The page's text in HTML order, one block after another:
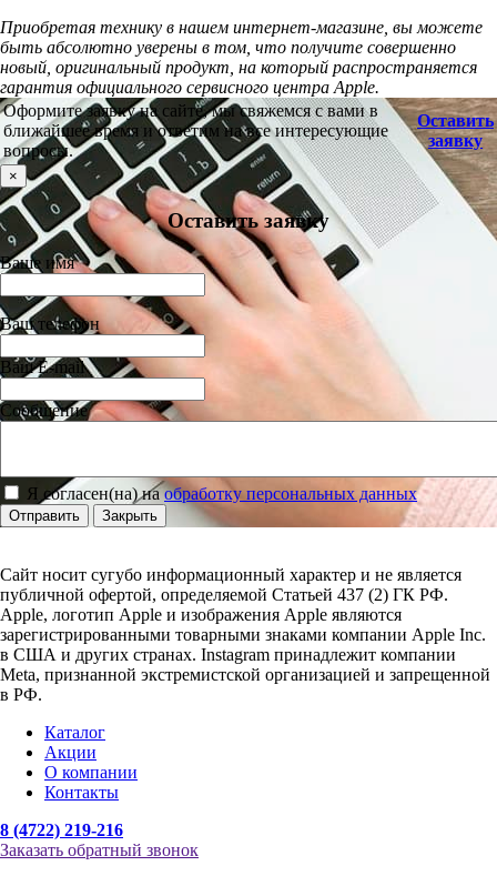
Приобретая технику в нашем интернет-магазине, вы можете
быть абсолютно уверены в том, что получите совершенно
новый, оригинальный продукт, на который распространяется
гарантия официального сервисного центра Apple.
Оформите заявку на сайте, мы свяжемся с вами в
ближайшее время и ответим на все интересующие
вопросы.
Оставить
заявку
×
Оставить заявку
Ваше имя
Ваш телефон
Ваш E-mail
Сообщение
Я согласен(на) наобработку персональных данных
Отправить Закрыть
Сайт носит сугубо информационный характер и не является
публичной офертой, определяемой Статьей 437 (2) ГК РФ.
Apple, логотип Apple и изображения Apple являются
зарегистрированными товарными знаками компании Apple Inc.
в США и других странах. Instagram принадлежит компании
Meta, признанной экстремистской организацией и запрещенной
в РФ.
Каталог
Акции
О компании
Контакты
8 (4722) 219-216
Заказать обратный звонок